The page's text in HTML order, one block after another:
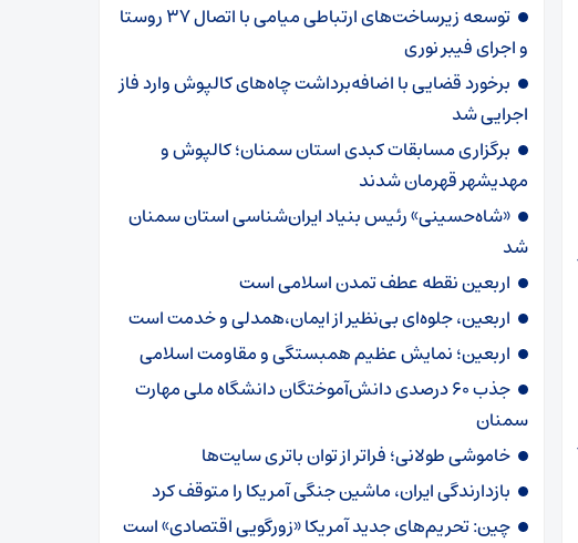
توسعه زیرساخت‌های ارتباطی میامی با اتصال ۳۷ روستا
و اجرای فیبر نوری
برخورد قضایی با اضافه‌برداشت چاه‌های کالپوش وارد فاز
اجرایی شد
برگزاری مسابقات کبدی استان سمنان؛ کالپوش و
مهدیشهر قهرمان شدند
«شاه‌حسینی» رئیس بنیاد ایران‌شناسی استان سمنان
شد
اربعین نقطه عطف تمدن اسلامی است
اربعین، جلوه‌ای بی‌نظیر از ایمان،همدلی و خدمت است
اربعین؛ نمایش عظیم همبستگی و مقاومت اسلامی
جذب ۶۰ درصدی دانش‌آموختگان دانشگاه ملی مهارت
سمنان
خاموشی طولانی؛ فراتر از توان باتری سایت‌ها
بازدارندگی ایران، ماشین جنگی آمریکا را متوقف کرد
چین: تحریم‌های جدید آمریکا «زورگویی اقتصادی» است